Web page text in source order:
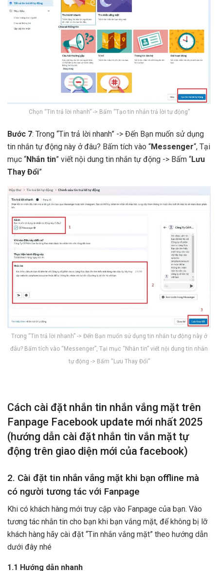
Chọn “Tin trả lời nhanh” -> Bấm “Tạo tin nhắn trả lời tự động”
Bước 7: Trong “Tin trả lời nhanh” -> Đến Bạn muốn sử dụng
tin nhắn tự động này ở đâu? Bấm tích vào “Messenger“, Tại
mục “Nhắn tin” viết nội dung tin nhắn tự động -> Bấm “Lưu
Thay Đổi”
Trong “Tin trả lời nhanh” -> Đến Bạn muốn sử dụng tin nhắn tự động này ở
đâu? Bấm tích vào “Messenger”, Tại mục “Nhắn tin” viết nội dung tin nhắn
tự động -> Bấm “Lưu Thay Đổi”
Cách cài đặt nhắn tin nhắn vắng mặt trên
Fanpage Facebook update mới nhất 2025
(hướng dẫn cài đặt nhắn tin vắn mặt tự
động trên giao diện mới của facebook)
2. Cài đặt tin nhắn vắng mặt khi bạn offline mà
có người tương tác với Fanpage
Khi có khách hàng mới truy cập vào Fanpage của bạn. Vào
tương tác nhắn tin cho bạn khi bạn vắng mặt, để không bị lỡ
khách hàng hãy cài đặt “Tin nhắn vắng mặt” theo hướng dẫn
dưới đây nhé
1.1 Hướng dẫn nhanh